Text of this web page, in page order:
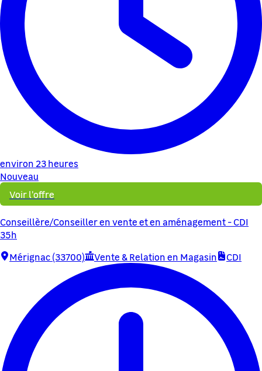
environ 23 heures
Nouveau
Voir l'offre
Conseillère/Conseiller en vente et en aménagement - CDI
35h
Mérignac (33700)
Vente & Relation en Magasin CDI